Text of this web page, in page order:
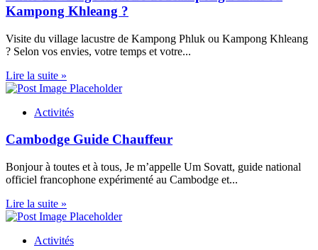
Kampong Khleang ?
Visite du village lacustre de Kampong Phluk ou Kampong Khleang
? Selon vos envies, votre temps et votre...
Lire la suite »
Activités
Cambodge Guide Chauffeur
Bonjour à toutes et à tous, Je m’appelle Um Sovatt, guide national
officiel francophone expérimenté au Cambodge et...
Lire la suite »
Activités